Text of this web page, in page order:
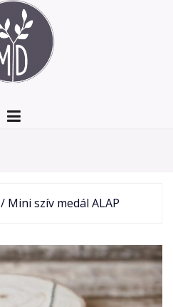
/ Mini szív medál ALAP